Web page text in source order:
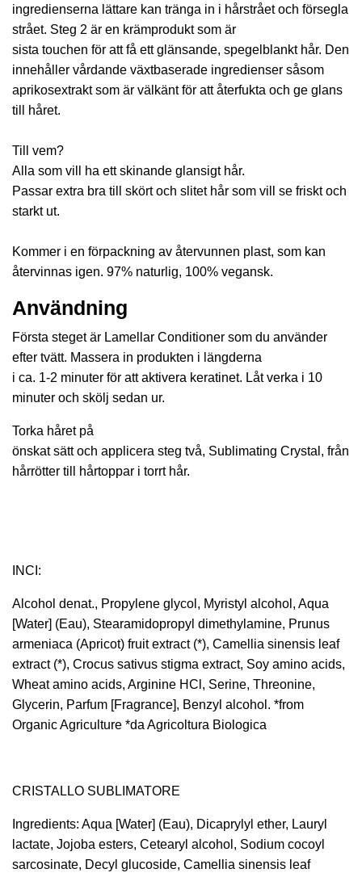
ingredienserna lättare kan tränga in i hårstrået och försegla
strået. Steg 2 är en krämprodukt som är
sista touchen för att få ett glänsande, spegelblankt hår. Den
innehåller vårdande växtbaserade ingredienser såsom
aprikosextrakt som är välkänt för att återfukta och ge glans
till håret.
Till vem?
Alla som vill ha ett skinande glansigt hår.
Passar extra bra till skört och slitet hår som vill se friskt och
starkt ut.
Kommer i en förpackning av återvunnen plast, som kan
återvinnas igen. 97% naturlig, 100% vegansk.
Användning
Första steget är Lamellar Conditioner som du använder
efter tvätt. Massera in produkten i längderna
i ca. 1-2 minuter för att aktivera keratinet. Låt verka i 10
minuter och skölj sedan ur.
Torka håret på
önskat sätt och applicera steg två, Sublimating Crystal, från
hårrötter till hårtoppar i torrt hår.
INCI:
Alcohol denat., Propylene glycol, Myristyl alcohol, Aqua
[Water] (Eau), Stearamidopropyl dimethylamine, Prunus
armeniaca (Apricot) fruit extract (*), Camellia sinensis leaf
extract (*), Crocus sativus stigma extract, Soy amino acids,
Wheat amino acids, Arginine HCl, Serine, Threonine,
Glycerin, Parfum [Fragrance], Benzyl alcohol. *from
Organic Agriculture *da Agricoltura Biologica
CRISTALLO SUBLIMATORE
Ingredients: Aqua [Water] (Eau), Dicaprylyl ether, Lauryl
lactate, Jojoba esters, Cetearyl alcohol, Sodium cocoyl
sarcosinate, Decyl glucoside, Camellia sinensis leaf